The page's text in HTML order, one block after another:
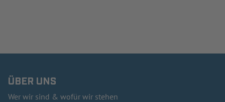
ÜBER UNS
Wer wir sind & wofür wir stehen